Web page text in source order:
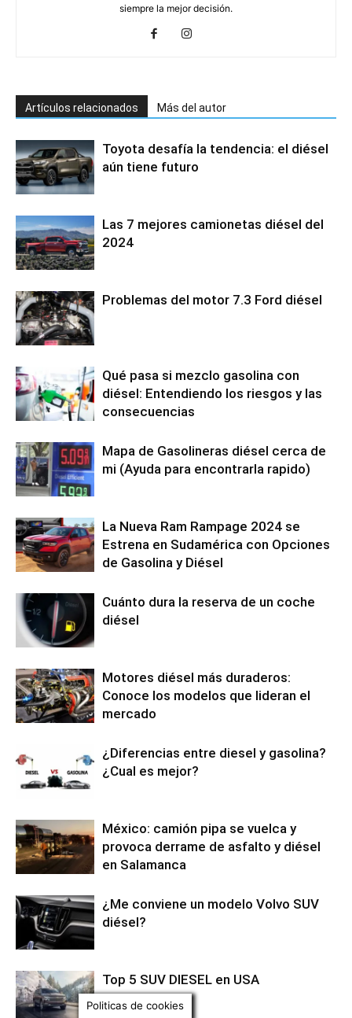
siempre la mejor decisión.
Artículos relacionados Más del autor
Toyota desafía la tendencia: el diésel
aún tiene futuro
Las 7 mejores camionetas diésel del
2024
Problemas del motor 7.3 Ford diésel
Qué pasa si mezclo gasolina con
diésel: Entendiendo los riesgos y las
consecuencias
Mapa de Gasolineras diésel cerca de
mi (Ayuda para encontrarla rapido)
La Nueva Ram Rampage 2024 se
Estrena en Sudamérica con Opciones
de Gasolina y Diésel
Cuánto dura la reserva de un coche
diésel
Motores diésel más duraderos:
Conoce los modelos que lideran el
mercado
¿Diferencias entre diesel y gasolina?
¿Cual es mejor?
México: camión pipa se vuelca y
provoca derrame de asfalto y diésel
en Salamanca
¿Me conviene un modelo Volvo SUV
diésel?
Top 5 SUV DIESEL en USA
Politicas de cookies